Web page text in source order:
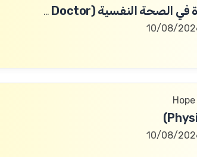
طبيب رأب الفجوة في الصحة النفسية (mhGAP Doctor)